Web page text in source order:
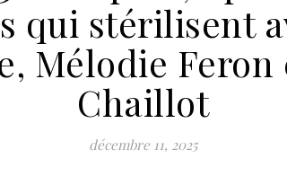
qui stérilisent
Mélodie Feron
Chaillot
décembre 11, 2025